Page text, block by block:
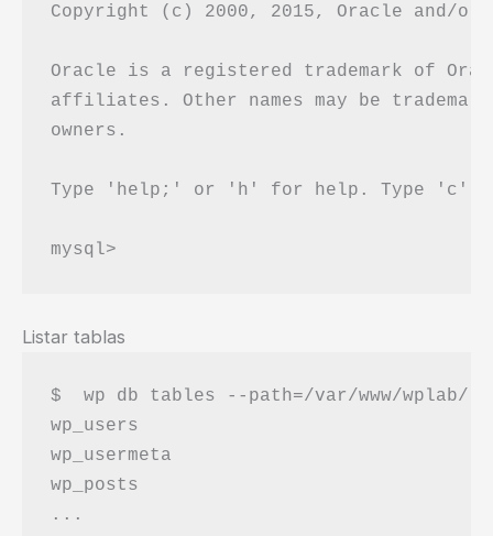
Copyright (c) 2000, 2015, Oracle
Oracle is a registered trademark of
affiliates. Other names may be
owners.
Type 'help;' or 'h' for help. Type 'c'
Listar tablas
$  wp db tables --path=/var/www/wplab/
wp_users
wp_usermeta
wp_posts